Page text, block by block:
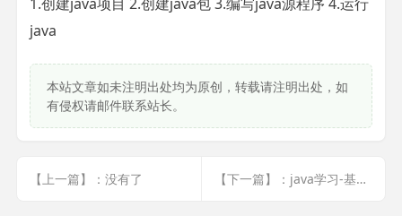
java
本站文章如未注明出处均为原创，转载请注明出处，如
有侵权请邮件联系站长。
【上一篇】：没有了 【下一篇】：java学习-基础(2)